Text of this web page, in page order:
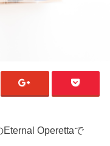
Operettaで